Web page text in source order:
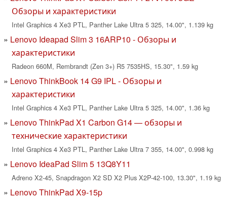
Обзоры и характеристики
Intel Graphics 4 Xe3 PTL, Panther Lake Ultra 5 325, 14.00", 1.139 kg
Lenovo Ideapad Slim 3 16ARP10 - Обзоры и
характеристики
Radeon 660M, Rembrandt (Zen 3+) R5 7535HS, 15.30", 1.59 kg
Lenovo ThinkBook 14 G9 IPL - Обзоры и
характеристики
Intel Graphics 4 Xe3 PTL, Panther Lake Ultra 5 325, 14.00", 1.36 kg
Lenovo ThinkPad X1 Carbon G14 — обзоры и
технические характеристики
Intel Graphics 4 Xe3 PTL, Panther Lake Ultra 7 355, 14.00", 0.998 kg
Lenovo IdeaPad Slim 5 13Q8Y11
Adreno X2-45, Snapdragon X2 SD X2 Plus X2P-42-100, 13.30", 1.19 kg
Lenovo ThinkPad X9-15p